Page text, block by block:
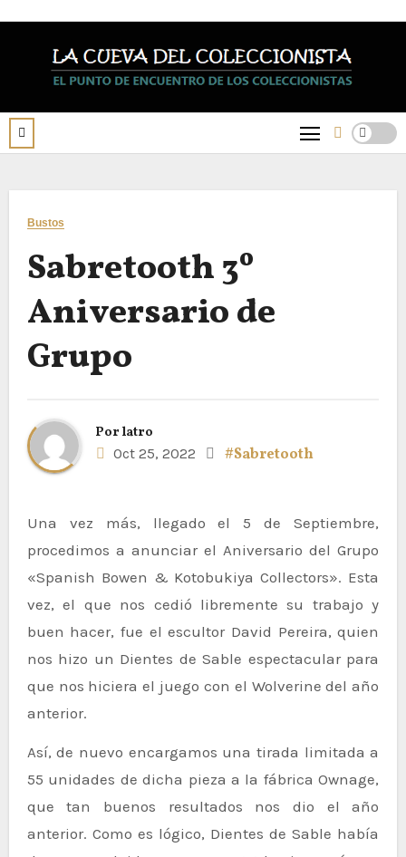
contenido
Bustos
Sabretooth 3º
Aniversario de
Grupo
Por latro
Oct 25, 2022
#Sabretooth
Una vez más, llegado el 5 de Septiembre,
procedimos a anunciar el Aniversario del Grupo
«Spanish Bowen & Kotobukiya Collectors». Esta
vez, el que nos cedió libremente su trabajo y
buen hacer, fue el escultor David Pereira, quien
nos hizo un Dientes de Sable espectacular para
que nos hiciera el juego con el Wolverine del año
anterior.
Así, de nuevo encargamos una tirada limitada a
55 unidades de dicha pieza a la fábrica Ownage,
que tan buenos resultados nos dio el año
anterior. Como es lógico, Dientes de Sable había